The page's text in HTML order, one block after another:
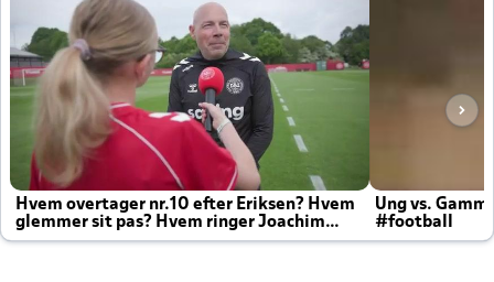
Hvem overtager nr.10 efter Eriksen? Hvem
glemmer sit pas? Hvem ringer Joachim
altid til efter kampe?
Ung vs.
#football